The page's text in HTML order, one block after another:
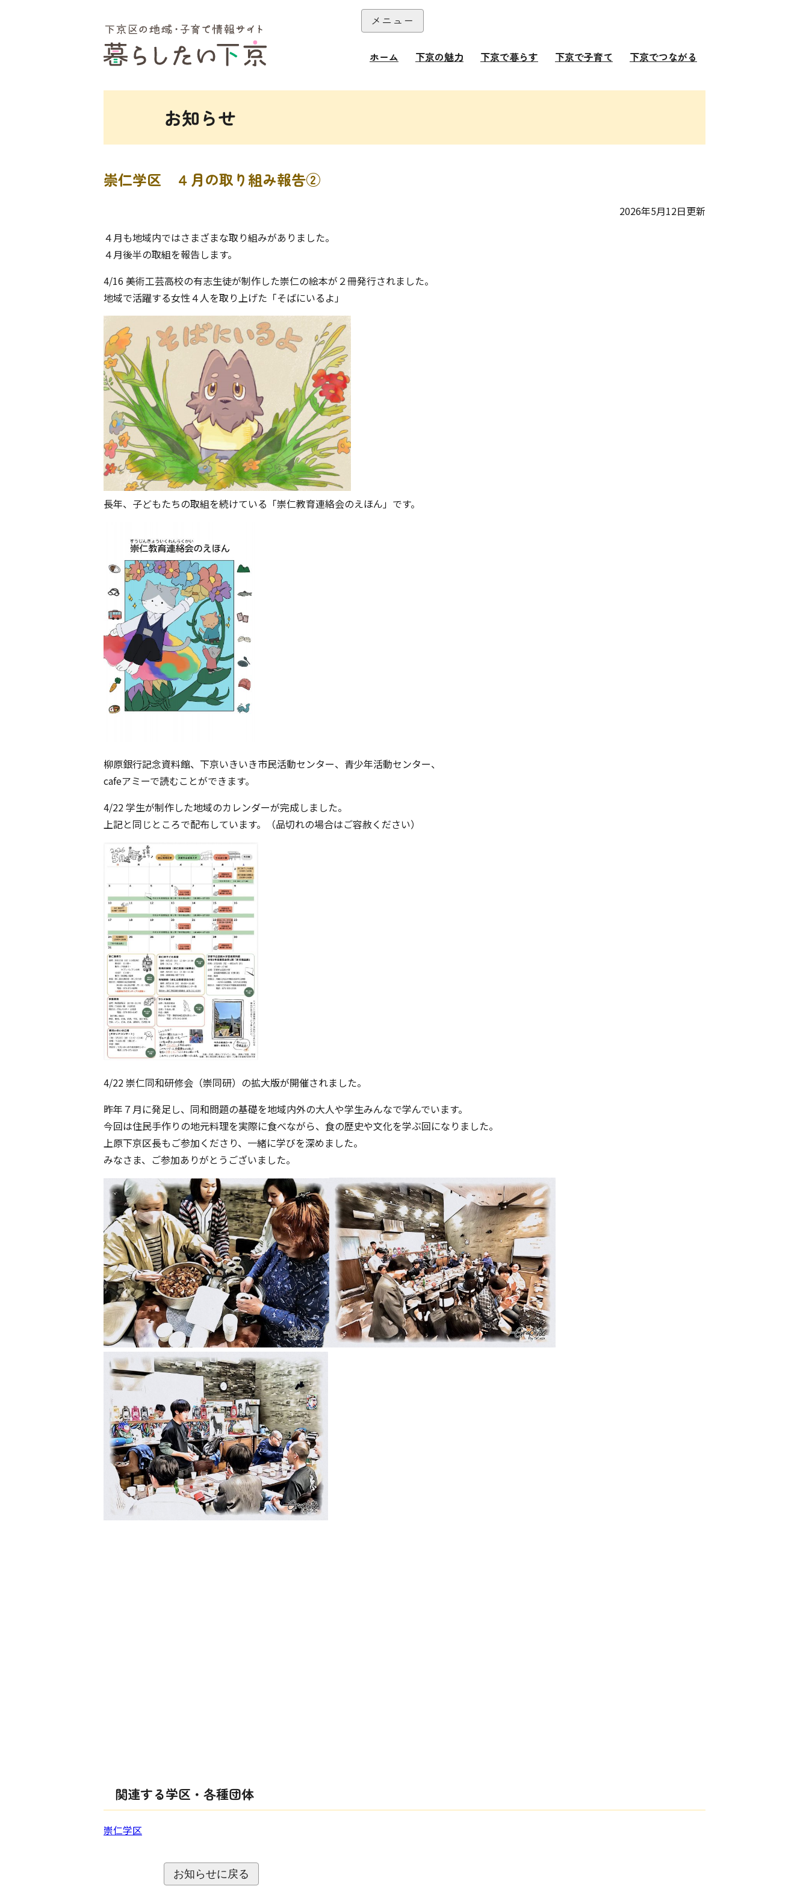
本文へ
メニュー
ホーム 下京の魅力 下京で暮らす 下京で子育て 下京でつながる
お知らせ
崇仁学区 ４月の取り組み報告②
2026年5月12日更新
４月も地域内ではさまざまな取り組みがありました。
４月後半の取組を報告します。
4/16 美術工芸高校の有志生徒が制作した崇仁の絵本が２冊発行されました。
地域で活躍する女性４人を取り上げた「そばにいるよ」
長年、子どもたちの取組を続けている「崇仁教育連絡会のえほん」です。
柳原銀行記念資料館、下京いきいき市民活動センター、青少年活動センター、
cafeアミーで読むことができます。
4/22 学生が制作した地域のカレンダーが完成しました。
上記と同じところで配布しています。（品切れの場合はご容赦ください）
4/22 崇仁同和研修会（崇同研）の拡大版が開催されました。
昨年７月に発足し、同和問題の基礎を地域内外の大人や学生みんなで学んでいます。
今回は住民手作りの地元料理を実際に食べながら、食の歴史や文化を学ぶ回になりました。
上原下京区長もご参加くださり、一緒に学びを深めました。
みなさま、ご参加ありがとうございました。
関連する学区・各種団体
崇仁学区
お知らせに戻る